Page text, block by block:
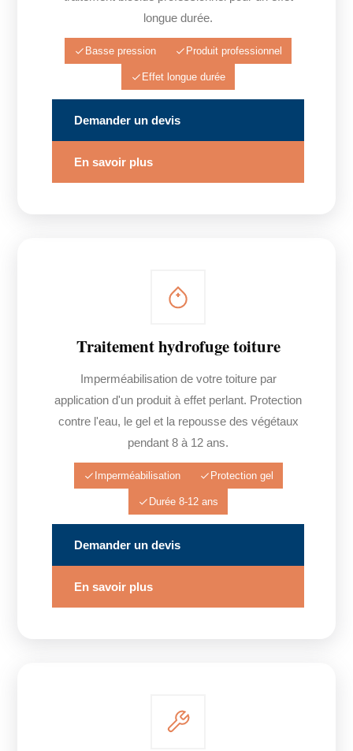
longue durée.
Basse pression Produit professionnel
Effet longue durée
Demander un devis
En savoir plus
Traitement hydrofuge toiture
Imperméabilisation de votre toiture par
application d'un produit à effet perlant. Protection
contre l'eau, le gel et la repousse des végétaux
pendant 8 à 12 ans.
Imperméabilisation Protection gel
Durée 8-12 ans
Demander un devis
En savoir plus